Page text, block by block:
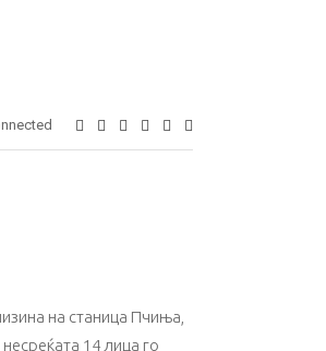
на станица Пчиња,
14 лица го